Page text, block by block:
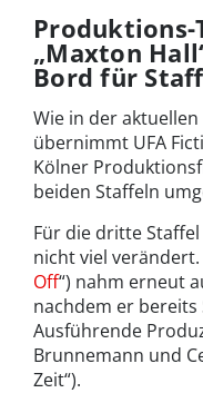
„Maxton
Bord für
Wie in der
übernimmt UFA
Kölner
beiden Staffeln
Für die dritte
nicht viel
Off“) nahm erneut
nachdem er
Ausführende
Brunnemann und
Zeit“).